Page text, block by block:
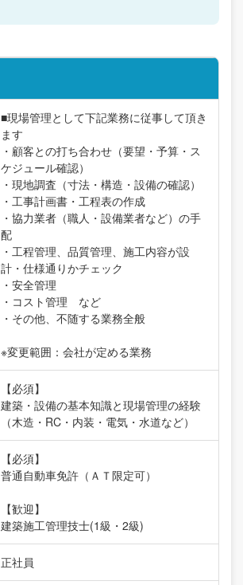
■現場管理として下記業務に従事して頂き
ます
・顧客との打ち合わせ（要望・予算・ス
ケジュール確認）
・現地調査（寸法・構造・設備の確認）
・工事計画書・工程表の作成
・協力業者（職人・設備業者など）の手
配
・工程管理、品質管理、施工内容が設
計・仕様通りかチェック
・安全管理
・コスト管理 など
・その他、不随する業務全般
※変更範囲：会社が定める業務
【必須】
建築・設備の基本知識と現場管理の経験
（木造・RC・内装・電気・水道など）
【必須】
普通自動車免許（ＡＴ限定可）
【歓迎】
建築施工管理技士(1級・2級)
正社員